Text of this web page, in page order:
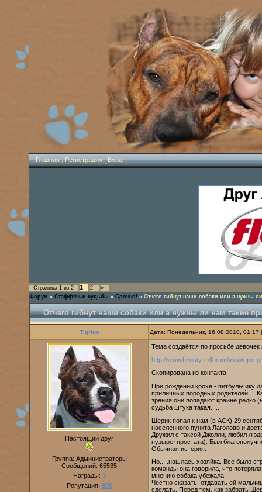
Главная|Регистрация|Вход
Страница 1 из 2 1 2
»
Форум » Стаффячьи судьбы » Срочно! » Отчего гибнут наши собаки или а нужны
Отчего гибнут наши собаки или а нужны ли нам такие
Tigrino Дата: Понедельник, 16.08.2010,
Настоящий друг
Группа: Администраторы
Сообщений: 65535
Награды: 3
Репутация: 890
Тема создаётся по просьбе
http://www.hvosty.ru/forum/
Скопирована из контакта!
При рождении крохе - питбульчику
приличных породных родителей....
зрения они попадают крайне редко
судьба штука такая.....
Шерик попал к нам (в АСК) 29
населенного пункта Лаголово и
Дружил с таксой Джолли, любил
пузыре+простата). Был
Обычная история.
Но.....нашлась хозяйка. Все было
команды она говорила, что
мнению собака убежала.
Честно сказать, отдавать ей
сделать. Перед тем, как забрать